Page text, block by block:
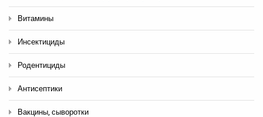
Витамины
Инсектициды
Родентициды
Антисептики
Вакцины, сыворотки